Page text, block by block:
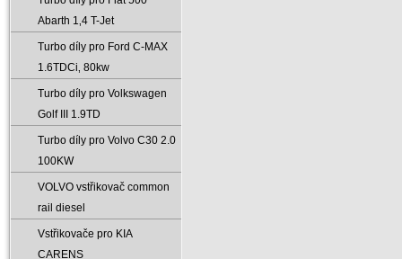
Abarth 1‚4 T-Jet
Turbo díly pro Ford C-MAX
1.6TDCi‚ 80kw
Turbo díly pro Volkswagen
Golf III 1.9TD
Turbo díly pro Volvo C30 2.0
100KW
VOLVO vstřikovač common
rail diesel
Vstřikovače pro KIA
CARENS